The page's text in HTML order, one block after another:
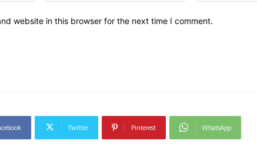
website in this browser for the next time I comment.
Twitter Pinterest WhatsApp